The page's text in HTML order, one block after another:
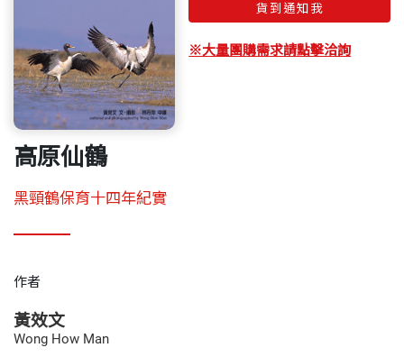
貨到通知我
※大量團購需求請點擊洽詢
高原仙鶴
黑頸鶴保育十四年紀實
作者
黃效文
Wong How Man